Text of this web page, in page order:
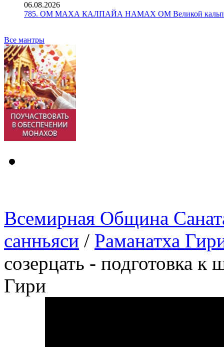
06.08.2026
785. ОМ МАХА КАЛПАЙА НАМАХ ОМ Великой кальпе
Все мантры
Всемирная Община
санньяси / Раманатха
созерцать - подготовка
Гири